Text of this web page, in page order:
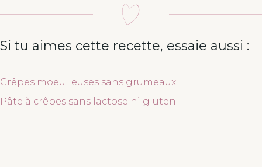
Si tu aimes cette recette, essaie aussi :
Crêpes moeulleuses sans grumeaux
Pâte à crêpes sans lactose ni gluten